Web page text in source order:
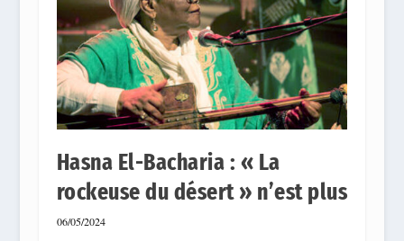
Hasna El-Bacharia : « La
rockeuse du désert » n’est plus
06/05/2024